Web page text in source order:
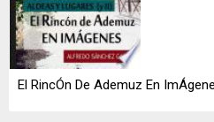
El RincÓn De Ademuz En